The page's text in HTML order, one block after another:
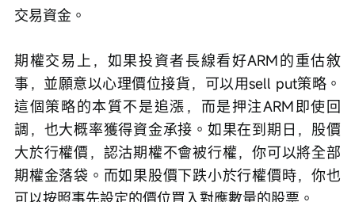
交易資金。
期權交易上，如果投資者長線看好ARM的重估敘
事，並願意以心理價位接貨，可以用sell put策略。
這個策略的本質不是追漲，而是押注ARM即使回
調，也大概率獲得資金承接。如果在到期日，股價
大於行權價，認沽期權不會被行權，你可以將全部
期權金落袋。而如果股價下跌小於行權價時，你也
可以按照事先設定的價位買入對應數量的股票。